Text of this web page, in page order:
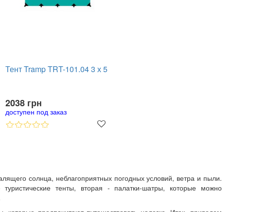
Тент Tramp TRT-101.04 3 х 5
2038 грн
доступен под заказ
солнца, неблагоприятных погодных условий, ветра и пыли.
тенты, вторая - палатки-шатры, которые можно